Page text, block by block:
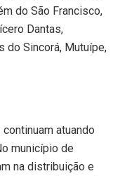
do São Francisco,
Dantas,
do Sincorá, Mutuípe,
atuando
município de
na distribuição e